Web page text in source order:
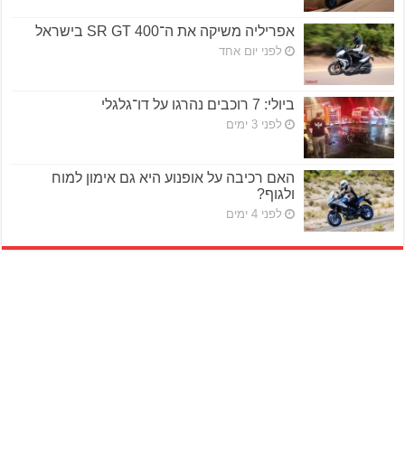
אפריליה משיקה את ה־SR GT 400 בישראל
לפני יום אחד
ביולי: 7 רוכבים נהרגו על דו־גלגלי
לפני 3 ימים
האם רכיבה על אופנוע היא גם אימון למוח
ולגוף?
לפני 4 ימים